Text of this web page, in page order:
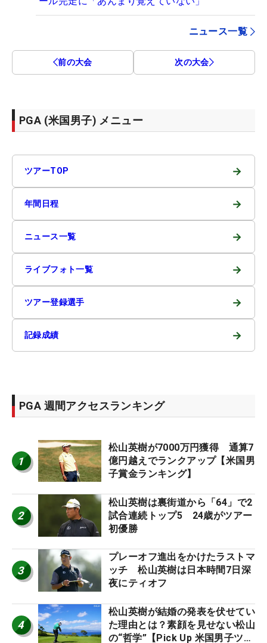
ニュース一覧
前の大会 次の大会
PGA (米国男子) メニュー
ツアーTOP →
年間日程 →
ニュース一覧 →
ライブフォト一覧 →
ツアー登録選手 →
記録成績 →
PGA 週間アクセスランキング
1
松山英樹が7000万円獲得 通算7
億円越えでランクアップ【米国男
子賞金ランキング】
2
松山英樹は裏街道から「64」で2
試合連続トップ5 24歳がツアー
初優勝
3
プレーオフ進出をかけたラストマ
ッチ 松山英樹は日本時間7日深
夜にティオフ
4
松山英樹が結婚の発表を伏せてい
た理由とは？素顔を見せない松山
の“哲学”【Pick Up 米国男子ツア